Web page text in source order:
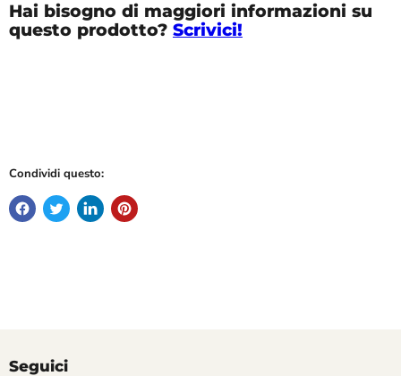
Hai bisogno di maggiori informazioni su
questo prodotto? Scrivici!
Condividi questo:
Seguici